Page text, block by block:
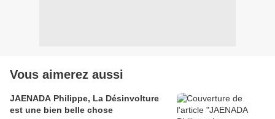
Vous aimerez aussi
JAENADA Philippe, La Désinvolture
est une bien belle chose